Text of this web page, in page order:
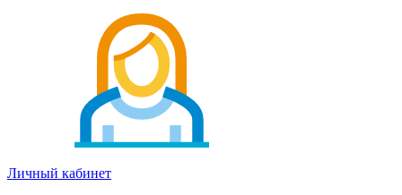
Личный кабинет